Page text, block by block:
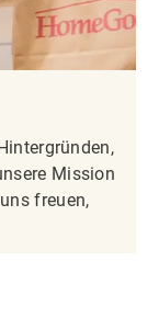
Mission
freuen,